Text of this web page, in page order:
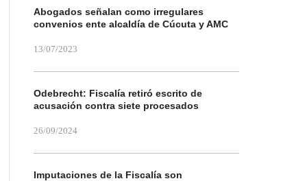
Abogados señalan como irregulares
convenios ente alcaldía de Cúcuta y AMC
13/07/2023
Odebrecht: Fiscalía retiró escrito de
acusación contra siete procesados
26/09/2024
Imputaciones de la Fiscalía son